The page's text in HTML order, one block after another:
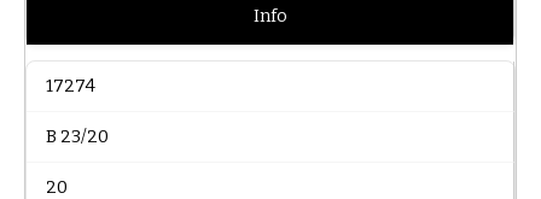
Info
17274
B 23/20
20